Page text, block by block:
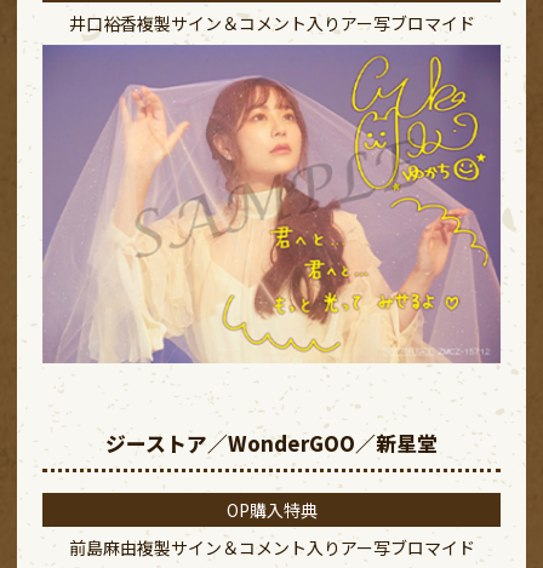
井口裕香複製サイン＆コメント入り アー写ブロマイド
ジーストア／WonderGOO／新星堂
OP購入特典
前島麻由複製サイン＆コメント入りアー写ブロマイド